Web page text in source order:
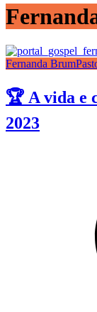
Fernanda Brum
🏆 A vida e
2023